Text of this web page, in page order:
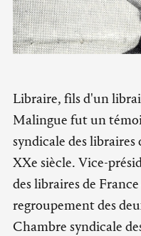
Libraire, fils d'un
Malingue fut un
syndicale des
XXe siècle. Vice-
des libraires de
regroupement des
Chambre syndicale